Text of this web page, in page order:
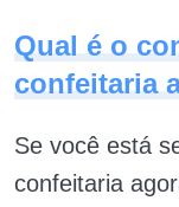
Qual é o
confeitaria
Se você está
confeitaria